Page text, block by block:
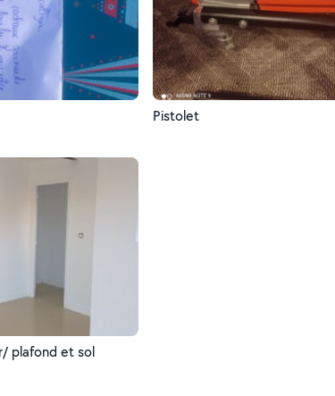
Pistolet
plafond et sol